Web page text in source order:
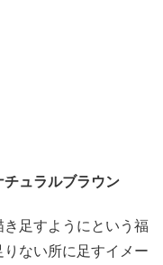
ュラルブラウン
足すようにという福
ない所に足すイメー